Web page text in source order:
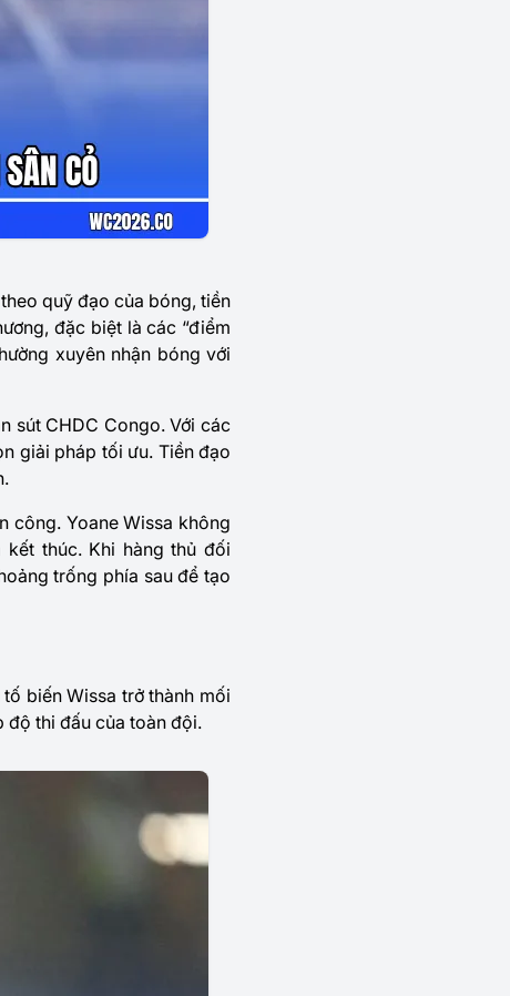
quỹ đạo của bóng, tiền
đặc biệt là các “điểm
xuyên nhận bóng với
sút CHDC Congo. Với các
giải pháp tối ưu. Tiền đạo
công. Yoane Wissa không
thúc. Khi hàng thủ đối
trống phía sau để tạo
biến Wissa trở thành mối
độ thi đấu của toàn đội.